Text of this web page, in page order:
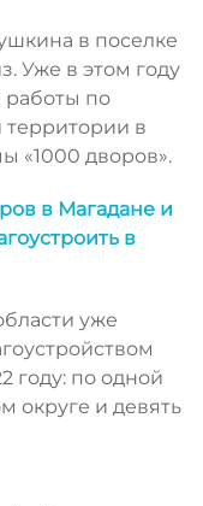
в поселке
Уже в этом году
работы по
территории в
«1000 дворов».
в Магадане и
в
уже
году: по одной
округе и девять